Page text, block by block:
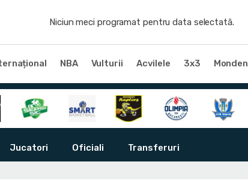
Niciun meci programat pentru data selectată.
NBA Vulturii Acvilele 3x3 Monden
Jucatori Oficiali Transferuri